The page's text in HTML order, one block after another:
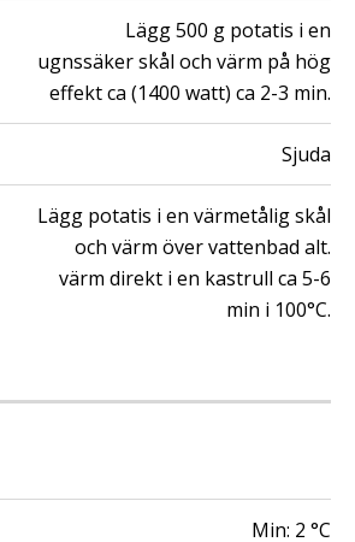
Lägg 500 g potatis i en
ugnssäker skål och värm på hög
effekt ca (1400 watt) ca 2-3 min.
Sjuda
Lägg potatis i en värmetålig skål
och värm över vattenbad alt.
värm direkt i en kastrull ca 5-6
min i 100°C.
Min: 2 °C